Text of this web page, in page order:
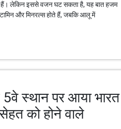
लेकिन इससे वजन घट सकता है, यह बात हजम
और मिनरल्स होते हैं, जबकि आलू में
स्थान पर आया भारत
को होने वाले